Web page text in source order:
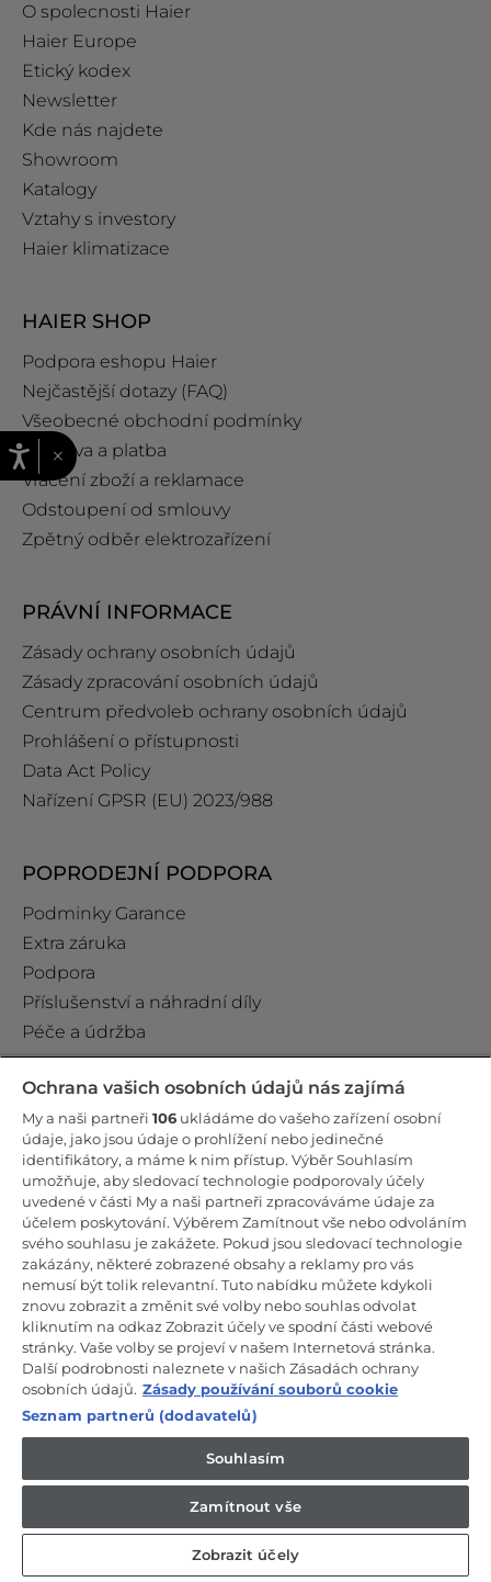
O spolecnosti Haier
Haier Europe
Etický kodex
Newsletter
Kde nás najdete
Showroom
Katalogy
Vztahy s investory
Haier klimatizace
HAIER SHOP
Podpora eshopu Haier
Nejčastější dotazy (FAQ)
Všeobecné obchodní podmínky
Doprava a platba
Vrácení zboží a reklamace
Odstoupení od smlouvy
Zpětný odběr elektrozařízení
PRÁVNÍ INFORMACE
Zásady ochrany osobních údajů
Zásady zpracování osobních údajů
Centrum předvoleb ochrany osobních údajů
Prohlášení o přístupnosti
Data Act Policy
Nařízení GPSR (EU) 2023/988
POPRODEJNÍ PODPORA
Podminky Garance
Extra záruka
Podpora
Příslušenství a náhradní díly
Péče a údržba
Odebírejte náš newsletter
CANDY HOOVER GROUP S.r.I. - Jediný akcionář - SÍDLO
SPOLEČNOSTI: Via Comolli, 57 - 20861 Brugherio (Monza Brianza) -
Itálie - ADMINISTRATIVNÍ KANCELÁŘE: Via Privata Eden Fumagalli
snc - 20861 Brugherio (Monza Brianza) a Via Trento č. 20/A-22 -
20871 Vimercate (Monza Brianza) - Itálie - Tel.: +39.039.2086.1 - Fax:
+39.039.2086.237 - Základní kapitál 35 000 000,00 € plně splacený -
IČ a číslo zápisu v obchodním rejstříku Milán-Monza-Brianza-Lodi
04666310158 - DIČ 00786860965 - Číslo REA (Ekonomicko-správní
podléhající řídicím a koordinačním činnostem společnosti Candy
S.p.A.
CZ / Česká republika
×
Ochrana vašich osobních údajů nás zajímá
My a naši partneři 106 ukládáme do vašeho zařízení osobní
údaje, jako jsou údaje o prohlížení nebo jedinečné
identifikátory, a máme k nim přístup. Výběr Souhlasím
umožňuje, aby sledovací technologie podporovaly účely
uvedené v části My a naši partneři zpracováváme údaje za
účelem poskytování. Výběrem Zamítnout vše nebo odvoláním
svého souhlasu je zakážete. Pokud jsou sledovací technologie
zakázány, některé zobrazené obsahy a reklamy pro vás
nemusí být tolik relevantní. Tuto nabídku můžete kdykoli
znovu zobrazit a změnit své volby nebo souhlas odvolat
kliknutím na odkaz Zobrazit účely ve spodní části webové
stránky. Vaše volby se projeví v našem Internetová stránka.
Další podrobnosti naleznete v našich Zásadách ochrany
osobních údajů. Zásady používání souborů cookie
Seznam partnerů (dodavatelů)
Souhlasím
Zamítnout vše
Zobrazit účely